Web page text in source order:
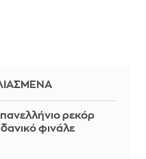
ρεκόρ
φινάλε